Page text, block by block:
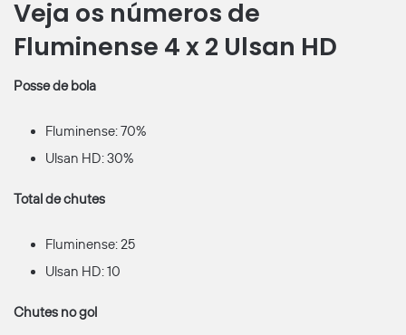
Veja os números de
Fluminense 4 x 2 Ulsan HD
Posse de bola
Fluminense: 70%
Ulsan HD: 30%
Total de chutes
Fluminense: 25
Ulsan HD: 10
Chutes no gol